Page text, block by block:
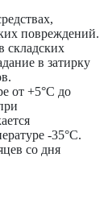
повреждений.
складских
в затирку
от +5°С до
-35°С.
со дня